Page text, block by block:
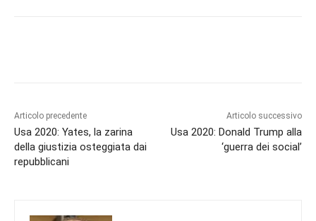
Articolo precedente
Usa 2020: Yates, la zarina
della giustizia osteggiata dai
repubblicani
Articolo successivo
Usa 2020: Donald Trump alla
‘guerra dei social’